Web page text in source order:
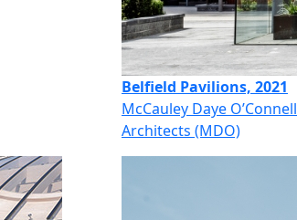
Belfield Pavilions, 2021
McCauley Daye O’Connell
Architects (MDO)